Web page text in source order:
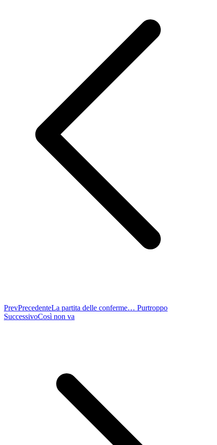
PrevPrecedenteLa partita delle conferme… Purtroppo
SuccessivoCosì non va